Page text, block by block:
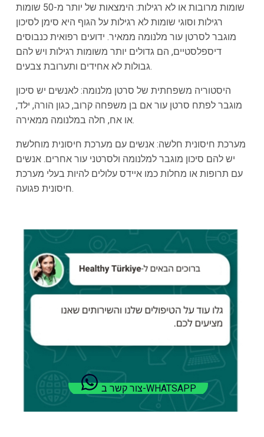
שומות מרובות או לא רגילות: הימצאות של יותר מ-50 שומות
רגילות וסוגי שומות לא רגילות על הגוף היא סימן לסיכון
מוגבר לסרטן עור מלנומה ממאיר. ידועים רפואית כנבוסים
דיספלסטיים, הם גדולים יותר משומות רגילות ויש להם
גבולות לא אחידים ותערובת צבעים.
היסטוריה משפחתית של סרטן מלנומה: לאנשים יש סיכון
מוגבר לפתח סרטן עור אם בן משפחה קרוב, כגון הורה, ילד,
או אח, חלה במלנומה ממאירה.
מערכת חיסונית חלשה: אנשים עם מערכת חיסונית מוחלשת
יש להם סיכון מוגבר למלנומה ולסרטני עור אחרים. אנשים
עם תרופות או מחלות כמו איידס עלולים להיות בעלי מערכת
חיסונית פגועה.
צור קשר ב-WHATSAPP